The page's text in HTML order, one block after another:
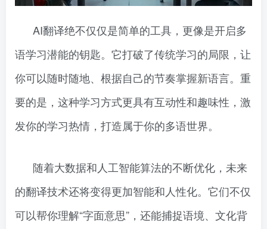
AI翻译绝不仅仅是简单的工具，更像是开启多
语学习潜能的钥匙。它打破了传统学习的局限，让
你可以随时随地、根据自己的节奏掌握新语言。重
要的是，这种学习方式更具有互动性和趣味性，激
发你的学习热情，打造属于你的多语世界。
随着大数据和人工智能算法的不断优化，未来
的翻译技术还将变得更加智能和人性化。它们不仅
可以帮你理解“字面意思”，还能捕捉语境、文化背